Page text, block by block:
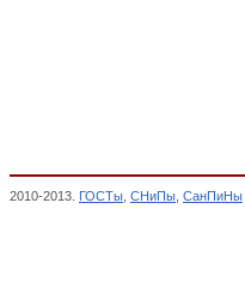
2010-2013. ГОСТы СНиПы СанПиНы